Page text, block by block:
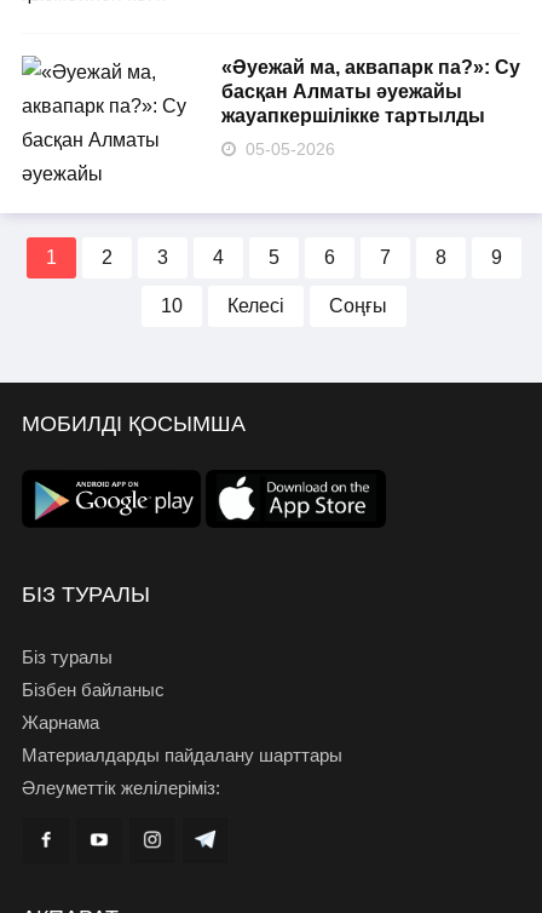
«Әуежай ма, аквапарк па?»: Су
басқан Алматы әуежайы
жауапкершілікке тартылды
05-05-2026
1 2 3 4 5 6 7 8 9
10 Келесі Соңғы
МОБИЛДІ ҚОСЫМША
БІЗ ТУРАЛЫ
Біз туралы
Бізбен байланыс
Жарнама
Материалдарды пайдалану шарттары
Әлеуметтік желілеріміз: